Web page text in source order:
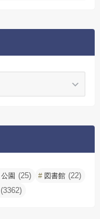
公園 (25) 図書館 (22)
(3362)